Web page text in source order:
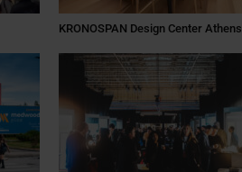
KRONOSPAN Design Center Athens